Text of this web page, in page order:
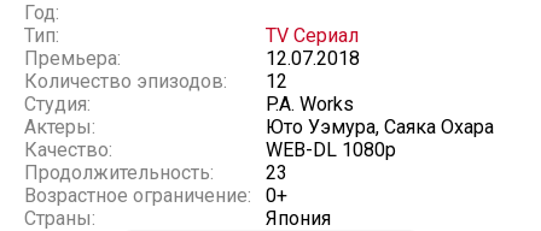
Год:
Тип:
TV Сериал
Премьера:
12.07.2018
Количество эпизодов:
12
Студия:
P.A. Works
Актеры:
Юто Уэмура, Саяка Охара
Качество:
WEB-DL 1080p
Продолжительность:
23
Возрастное ограничение:
0+
Страны:
Япония